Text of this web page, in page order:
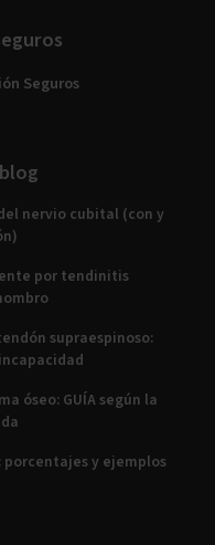
Seguros
nervio cubital (con y
por tendinitis
supraespinoso:
óseo: GUÍA según la
porcentajes y ejemplos